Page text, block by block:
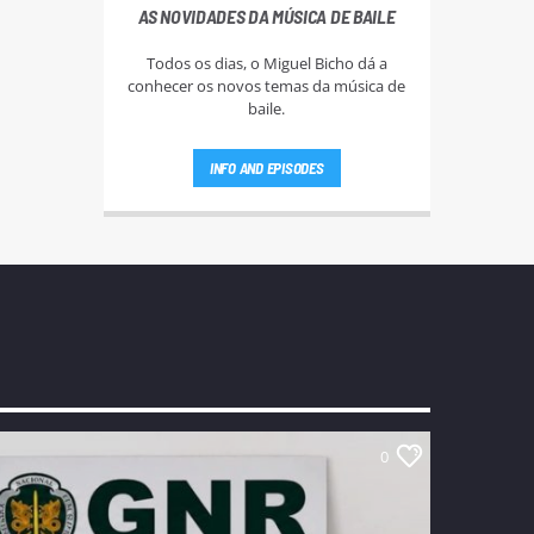
AS NOVIDADES DA MÚSICA DE BAILE
Todos os dias, o Miguel Bicho dá a
conhecer os novos temas da música de
baile.
INFO AND EPISODES
0